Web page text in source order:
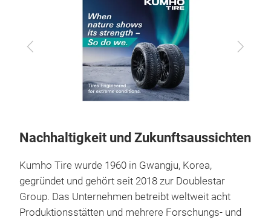
Zurück Vor
Nachhaltigkeit und Zukunftsaussichten
Kumho Tire wurde 1960 in Gwangju, Korea,
gegründet und gehört seit 2018 zur Doublestar
Group. Das Unternehmen betreibt weltweit acht
Produktionsstätten und mehrere Forschungs- und